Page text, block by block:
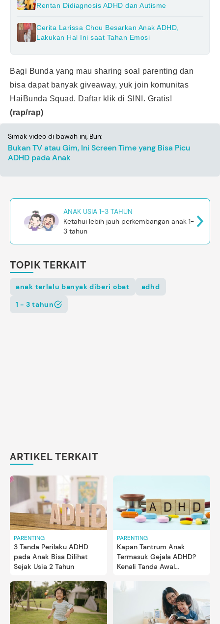
Rentan Didiagnosis ADHD dan Autisme
Cerita Larissa Chou Besarkan Anak ADHD,
Lakukan Hal Ini saat Tahan Emosi
Bagi Bunda yang mau sharing soal parenting dan
bisa dapat banyak giveaway, yuk join komunitas
HaiBunda Squad. Daftar klik di SINI . Gratis!
(rap/rap)
Simak video di bawah ini, Bun:
Bukan TV atau Gim, Ini Screen Time yang Bisa Picu
ADHD pada Anak
ANAK USIA 1-3 TAHUN
Ketahui lebih jauh perkembangan anak 1-
3 tahun
TOPIK TERKAIT
anak terlalu banyak diberi obat
adhd
1 - 3 tahun
ARTIKEL TERKAIT
PARENTING
3 Tanda Perilaku ADHD
pada Anak Bisa Dilihat
Sejak Usia 2 Tahun
PARENTING
Kapan Tantrum Anak
Termasuk Gejala ADHD?
Kenali Tanda Awal